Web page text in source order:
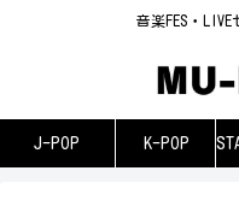
音楽FES・
J-POP K-POP